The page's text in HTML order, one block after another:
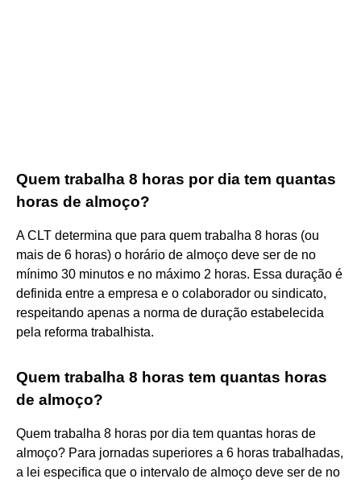
Quem trabalha 8 horas por dia tem quantas
horas de almoço?
A CLT determina que para quem trabalha 8 horas (ou
mais de 6 horas) o horário de almoço deve ser de no
mínimo 30 minutos e no máximo 2 horas. Essa duração é
definida entre a empresa e o colaborador ou sindicato,
respeitando apenas a norma de duração estabelecida
pela reforma trabalhista.
Quem trabalha 8 horas tem quantas horas
de almoço?
Quem trabalha 8 horas por dia tem quantas horas de
almoço? Para jornadas superiores a 6 horas trabalhadas,
a lei especifica que o intervalo de almoço deve ser de no